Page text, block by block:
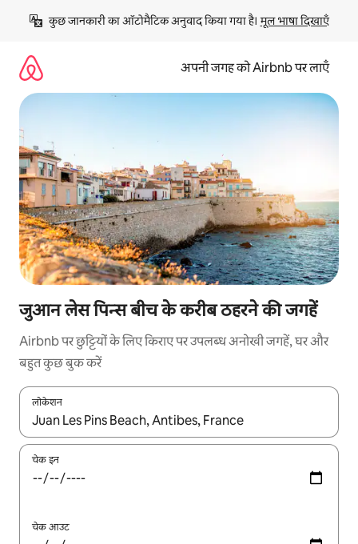
छोड़कर
कॉन्टेंट
कुछ जानकारी का ऑटोमैटिक अनुवाद किया गया है। मूल भाषा दिखाएँ
अपनी जगह को Airbnb पर लाएँ
जुआन लेस पिन्स बीच के करीब ठहरने की जगहें
Airbnb पर छुट्टियों के लिए किराए पर उपलब्ध अनोखी जगहें, घर और
बहुत कुछ बुक करें
लोकेशन
नतीजों के उपलब्ध होने पर, अप और डाउन 'ऐरो की' का इस्तेमाल करके नेविगेट
चेक इन
चेक आउट